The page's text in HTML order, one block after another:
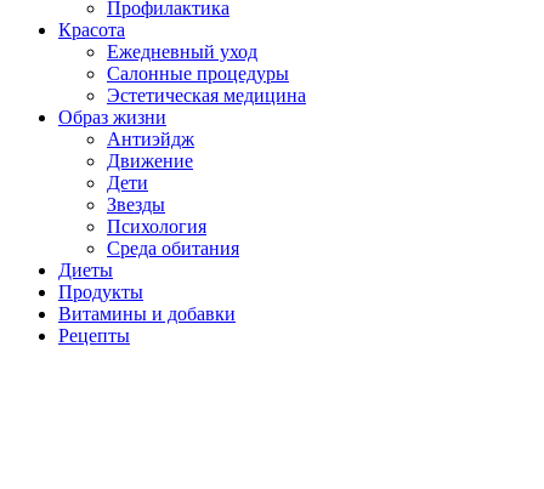
Профилактика
Красота
Ежедневный уход
Салонные процедуры
Эстетическая медицина
Образ жизни
Антиэйдж
Движение
Дети
Звезды
Психология
Среда обитания
Диеты
Продукты
Витамины и добавки
Рецепты